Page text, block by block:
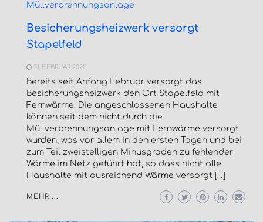
Müllverbrennungsanlage
Besicherungsheizwerk versorgt
Stapelfeld
21. FEBRUAR 2025
Bereits seit Anfang Februar versorgt das
Besicherungsheizwerk den Ort Stapelfeld mit
Fernwärme. Die angeschlossenen Haushalte
können seit dem nicht durch die
Müllverbrennungsanlage mit Fernwärme versorgt
wurden, was vor allem in den ersten Tagen und bei
zum Teil zweistelligen Minusgraden zu fehlender
Wärme im Netz geführt hat, so dass nicht alle
Haushalte mit ausreichend Wärme versorgt […]
MEHR ...